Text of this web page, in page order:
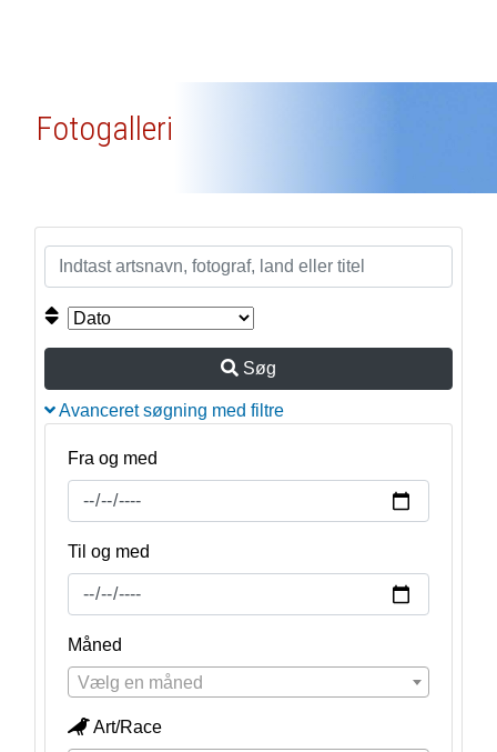
Fotogalleri
Søg
Avanceret søgning med filtre
Fra og med
Til og med
Måned
Vælg en måned
Art/Race